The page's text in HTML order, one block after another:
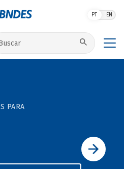
PT EN
no site
PARA